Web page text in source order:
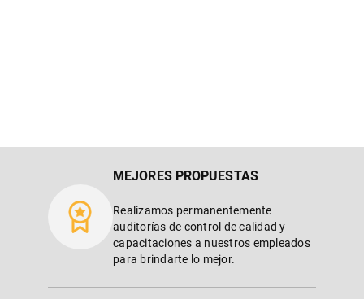
MEJORES PROPUESTAS
Realizamos permanentemente
auditorías de control de calidad y
capacitaciones a nuestros empleados
para brindarte lo mejor.